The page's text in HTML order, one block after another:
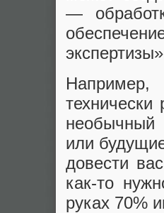
—
технически
необычный
или
довести
как-то
руках 70%